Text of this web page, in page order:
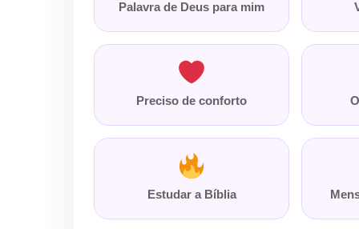
Palavra de Deus para mim
Preciso de conforto
Estudar a Bíblia